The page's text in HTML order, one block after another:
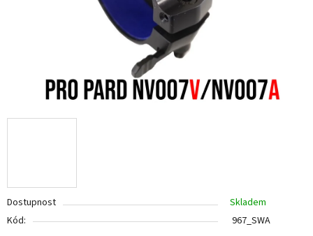
Dostupnost
Skladem
Kód:
967_SWA